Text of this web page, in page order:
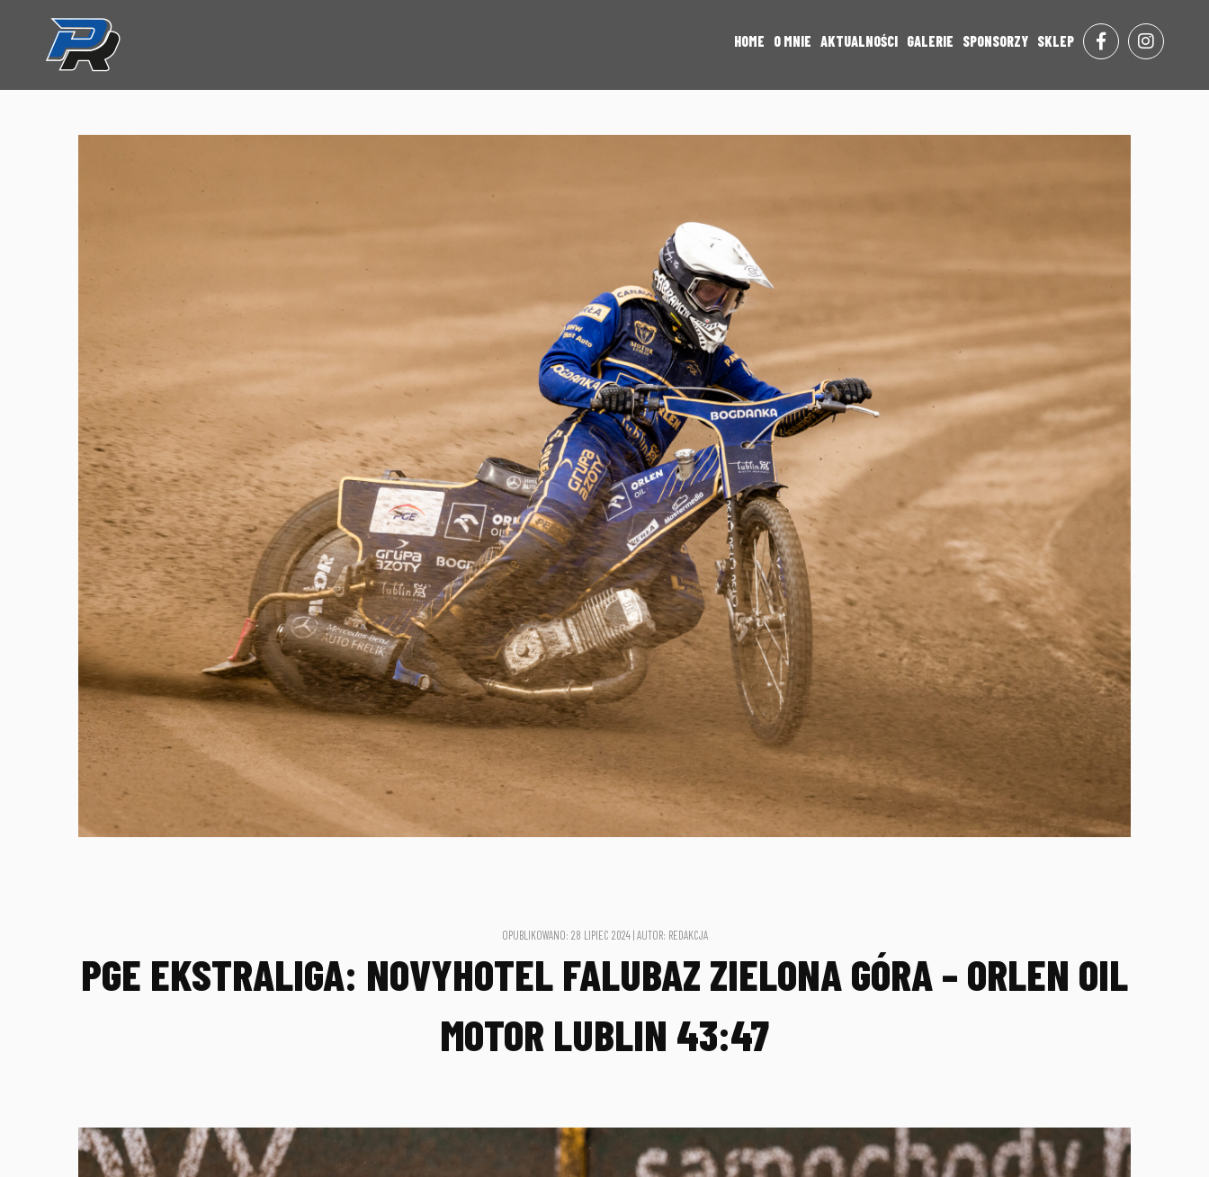
HOME O MNIE AKTUALNOŚCI GALERIE SPONSORZY SKLEP
OPUBLIKOWANO: 28 LIPIEC 2024 | AUTOR: REDAKCJA
PGE EKSTRALIGA: NOVYHOTEL FALUBAZ ZIELONA GÓRA – ORLEN OIL
MOTOR LUBLIN 43:47